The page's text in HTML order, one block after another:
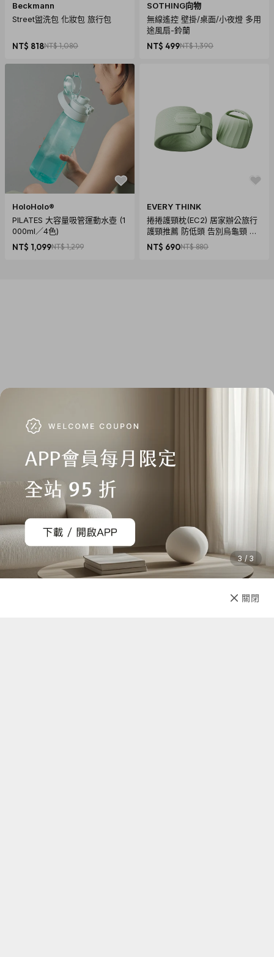
機芯類型：日本Citizen 2035機芯
重量：55g
防水性：3atm
內容物：西班牙手工男錶 楓木錶框 / 白色錶面 – 棕
Beckmann
Street盥洗包 化妝包 旅行包
NT$ 818NT$ 1,080
SOTHING向物
無線遙控 壁掛/桌面/小夜燈 多用
途風扇-鈴蘭
NT$ 499NT$ 1,390
HoloHolo®
PILATES 大容量吸管運動水壺 (1
000ml／4色)
NT$ 1,099NT$ 1,299
EVERY THINK
捲捲護頸枕(EC2) 居家辦公旅行
護頸推薦 防低頭 告別烏龜頸 頸
椎養護 多色可選
NT$ 690NT$ 880
3 / 3
關閉